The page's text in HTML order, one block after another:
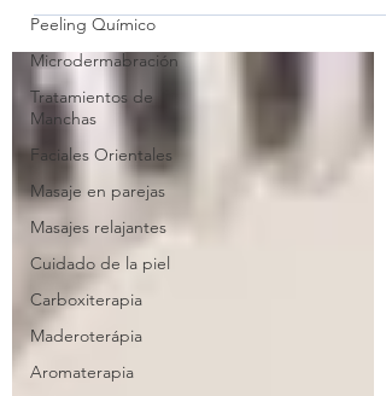
Peeling Químico
Microdermabración
Tratamientos de
Manchas
Faciales Orientales
Masaje en parejas
Masajes relajantes
Cuidado de la piel
Carboxiterapia
Maderoterápia
Aromaterapia